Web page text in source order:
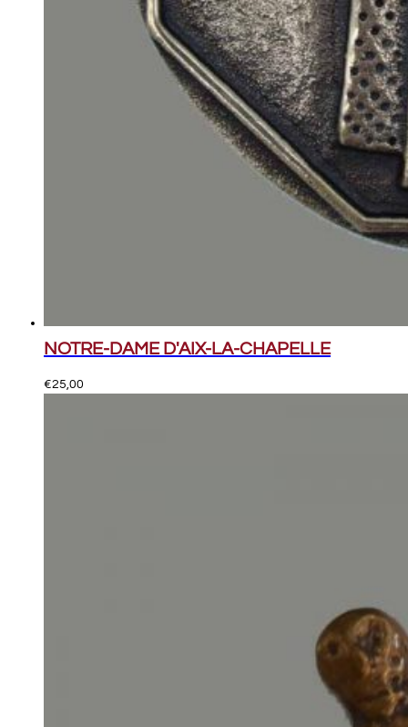
NOTRE-DAME D'AIX-LA-CHAPELLE
€25,00